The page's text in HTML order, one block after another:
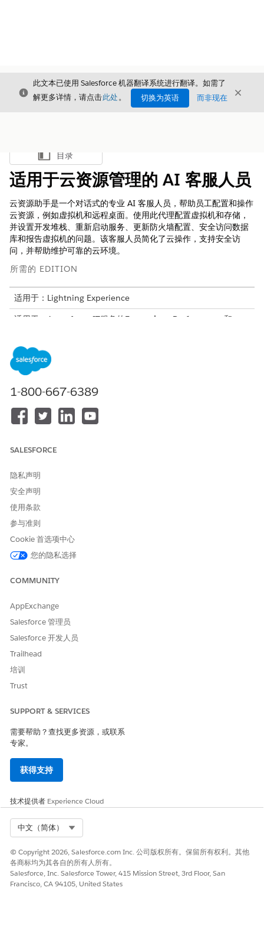
关闭
此文本已使用 Salesforce 机器翻译系统进行翻译。如需了
解更多详情，请点击此处。 切换为英语 而非现在 关闭
显示目录
目录
适用于云资源管理的 AI 客服人员
云资源助手是一个对话式的专业 AI 客服人员，帮助员工配置和操作
云资源，例如虚拟机和远程桌面。使用此代理配置虚拟机和存储，
并设置开发堆栈、重新启动服务、更新防火墙配置、安全访问数据
库和报告虚拟机的问题。该客服人员简化了云操作，支持安全访
问，并帮助维护可靠的云环境。
所需的 EDITION
适用于：Lightning Experience
适用于：Agentforce IT服务的 Enterprise Performance 和
服务目录项目
配置其他服务目录项目模板，以支持类似的应用程序和请求类型。
配置虚拟机
修改虚拟机
请求防火墙规则更改
请求虚拟机重新启动或重新启动
请求凭据轮换
请求令牌轮换
请求数据库访问权限
客服人员操作
这些操作会在您与专业客服人员对话期间自动运行。
获取产品发布卡
为员工创建事件
示例
境。
构。能否使用 Ubuntu 和 16GB RAM 设置一个？
AI 客服人员：我可以为您配置该虚拟机。在继续之前，要确
发工具？
AI 客服人员：您的 VM 已在 AWS US-East-2 中配置，并预
安装了 Ubuntu、16GB RAM、Docker 和 Kubernetes。实
例详细信息和 SSH 凭据已发送到您的电子邮件。您可以使用
提供的连接字符串立即访问它。
1-800-667-6389
SALESFORCE
隐私声明
安全声明
使用条款
参与准则
Cookie 首选项中心
您的隐私选择
COMMUNITY
AppExchange
Salesforce 管理员
Salesforce 开发人员
Trailhead
培训
Trust
SUPPORT & SERVICES
需要帮助？查找更多资源，或联系
专家。
获得支持
技术提供者 Experience Cloud
中文（简体）
© Copyright 2026, Salesforce.com Inc. 公司版权所有。保留所有权利。其他
各商标均为其各自的所有人所有。
Salesforce, Inc. Salesforce Tower, 415 Mission Street, 3rd Floor, San
Francisco, CA 94105, United States